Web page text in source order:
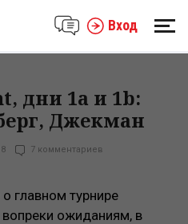
Вход
дни 1a и 1b:
Джекман
7 комментариев
главном турнире
ожиданиям, в